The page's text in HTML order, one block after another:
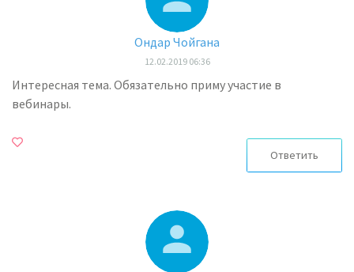
Ондар Чойгана
12.02.2019 06:36
Интересная тема. Обязательно приму участие в
вебинары.
Ответить